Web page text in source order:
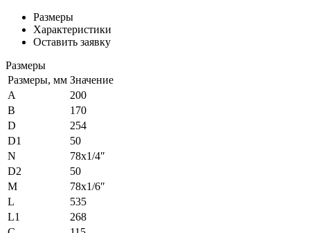
Размеры
Характеристики
Оставить заявку
Размеры
Размеры, мм Значение
A
200
B
170
D
254
D1
50
N
78х1/4″
D2
50
M
78х1/6″
L
535
L1
268